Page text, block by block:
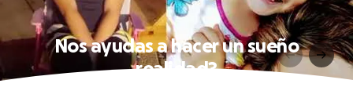
Nos ayudas a hacer un sueño
realidad?